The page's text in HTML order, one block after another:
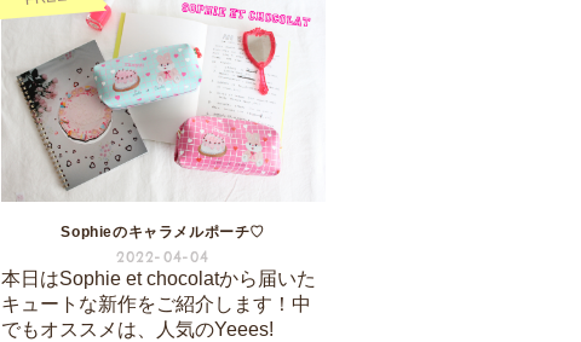
Sophieのキャラメルポーチ♡
2022-04-04
本日はSophie et chocolatから届いた
キュートな新作をご紹介します！中
でもオススメは、人気のYeees!